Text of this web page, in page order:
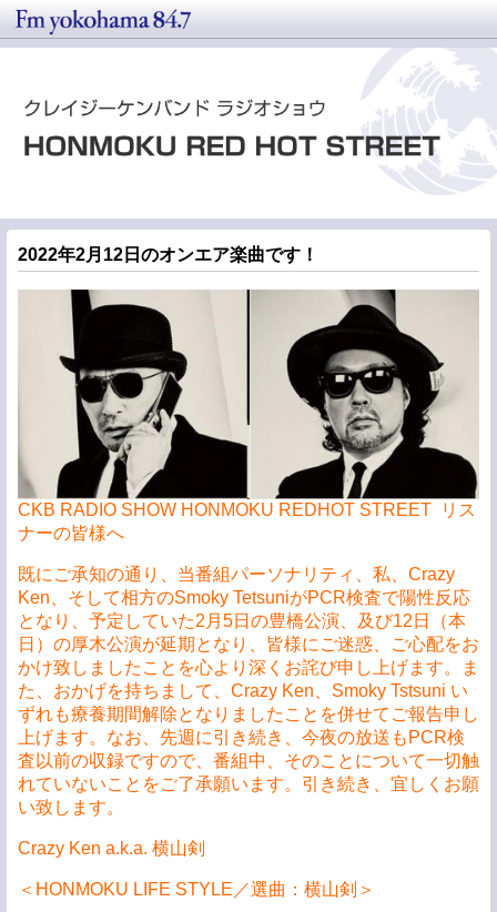
2022年2月12日のオンエア楽曲です！
CKB RADIO SHOW HONMOKU REDHOT STREET リス
ナーの皆様へ
既にご承知の通り、当番組パーソナリティ、私、Crazy
Ken、そして相方のSmoky TetsuniがPCR検査で陽性反応
となり、予定していた2月5日の豊橋公演、及び12日（本
日）の厚木公演が延期となり、皆様にご迷惑、ご心配をお
かけ致しましたことを心より深くお詫び申し上げます。ま
た、おかげを持ちまして、Crazy Ken、Smoky Tstsuni い
ずれも療養期間解除となりましたことを併せてご報告申し
上げます。なお、先週に引き続き、今夜の放送もPCR検
査以前の収録ですので、番組中、そのことについて一切触
れていないことをご了承願います。引き続き、宜しくお願
い致します。
Crazy Ken a.k.a. 横山剣
＜HONMOKU LIFE STYLE／選曲：横山剣＞